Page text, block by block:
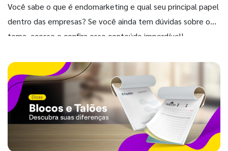
Você sabe o que é endomarketing e qual seu principal papel
dentro das empresas? Se você ainda tem dúvidas sobre o
tema, acesse e confira esse conteúdo imperdível!